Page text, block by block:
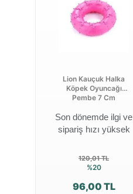
Lion Kauçuk Halka
Köpek Oyuncağı
Pembe 7 Cm
Son dönemde ilgi ve
sipariş hızı yüksek
120,01 TL
%20
96,00 TL